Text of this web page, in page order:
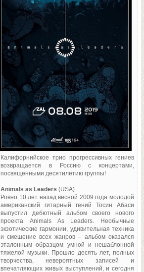
Калифорнийское трио прогрессивных гениев
возвращается в Россию с концертами,
посвященными десятилетию группы!
Animals as Leaders (USA)
Ровно 10 лет назад весной 2009 года молодой
американский гитарный гений Тосин Абаси
выпустил дебютный альбом своего нового
проекта Animals As Leaders. Необычные
экзотические гармонии, удивительная техника
и смешение всех жанров – альбом оказался
эталонным образцом умной и нешаблонной
тяжелой музыки. Прошло десять лет, полных
творчества, невероятных записей и
впечатляющих живых выступлений, и сегодня